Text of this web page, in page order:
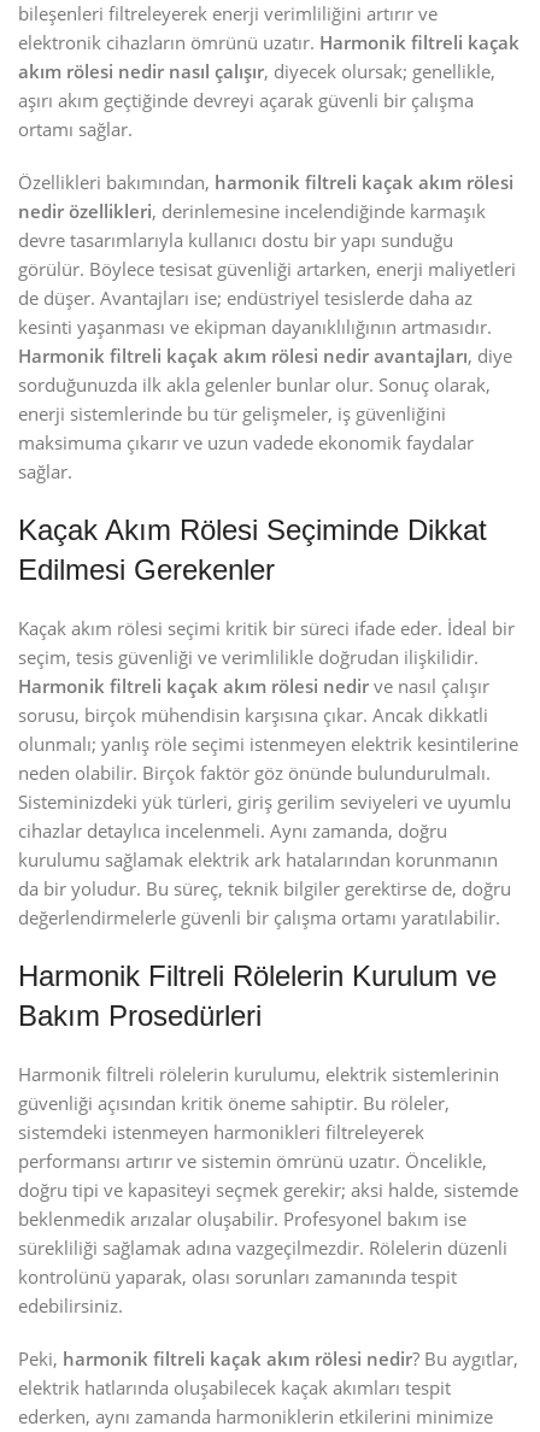
bileşenleri filtreleyerek enerji verimliliğini artırır ve
elektronik cihazların ömrünü uzatır. Harmonik filtreli kaçak
akım rölesi nedir nasıl çalışır, diyecek olursak; genellikle,
aşırı akım geçtiğinde devreyi açarak güvenli bir çalışma
ortamı sağlar.
Özellikleri bakımından, harmonik filtreli kaçak akım rölesi
nedir özellikleri, derinlemesine incelendiğinde karmaşık
devre tasarımlarıyla kullanıcı dostu bir yapı sunduğu
görülür. Böylece tesisat güvenliği artarken, enerji maliyetleri
de düşer. Avantajları ise; endüstriyel tesislerde daha az
kesinti yaşanması ve ekipman dayanıklılığının artmasıdır.
Harmonik filtreli kaçak akım rölesi nedir avantajları, diye
sorduğunuzda ilk akla gelenler bunlar olur. Sonuç olarak,
enerji sistemlerinde bu tür gelişmeler, iş güvenliğini
maksimuma çıkarır ve uzun vadede ekonomik faydalar
sağlar.
Kaçak Akım Rölesi Seçiminde Dikkat
Edilmesi Gerekenler
Kaçak akım rölesi seçimi kritik bir süreci ifade eder. İdeal bir
seçim, tesis güvenliği ve verimlilikle doğrudan ilişkilidir.
Harmonik filtreli kaçak akım rölesi nedir ve nasıl çalışır
sorusu, birçok mühendisin karşısına çıkar. Ancak dikkatli
olunmalı; yanlış röle seçimi istenmeyen elektrik kesintilerine
neden olabilir. Birçok faktör göz önünde bulundurulmalı.
Sisteminizdeki yük türleri, giriş gerilim seviyeleri ve uyumlu
cihazlar detaylıca incelenmeli. Aynı zamanda, doğru
kurulumu sağlamak elektrik ark hatalarından korunmanın
da bir yoludur. Bu süreç, teknik bilgiler gerektirse de, doğru
değerlendirmelerle güvenli bir çalışma ortamı yaratılabilir.
Harmonik Filtreli Rölelerin Kurulum ve
Bakım Prosedürleri
Harmonik filtreli rölelerin kurulumu, elektrik sistemlerinin
güvenliği açısından kritik öneme sahiptir. Bu röleler,
sistemdeki istenmeyen harmonikleri filtreleyerek
performansı artırır ve sistemin ömrünü uzatır. Öncelikle,
doğru tipi ve kapasiteyi seçmek gerekir; aksi halde, sistemde
beklenmedik arızalar oluşabilir. Profesyonel bakım ise
sürekliliği sağlamak adına vazgeçilmezdir. Rölelerin düzenli
kontrolünü yaparak, olası sorunları zamanında tespit
edebilirsiniz.
Peki, harmonik filtreli kaçak akım rölesi nedir? Bu aygıtlar,
elektrik hatlarında oluşabilecek kaçak akımları tespit
ederken, aynı zamanda harmoniklerin etkilerini minimize